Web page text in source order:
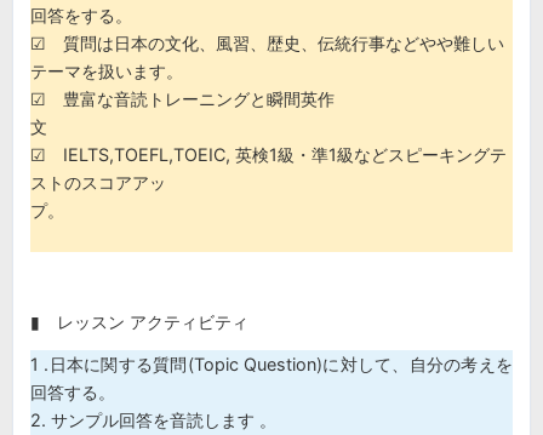
回答をする。
☑ 質問は日本の文化、風習、歴史、伝統行事などやや難しい
テーマを扱います。
☑ 豊富な音読トレーニングと瞬間英作
文
☑ IELTS,TOEFL,TOEIC, 英検1級・準1級などスピーキングテ
ストのスコアアッ
プ。
▮ レッスン アクティビティ
1 .日本に関する質問(Topic Question)に対して、自分の考えを
回答する。
2. サンプル回答を音読します 。